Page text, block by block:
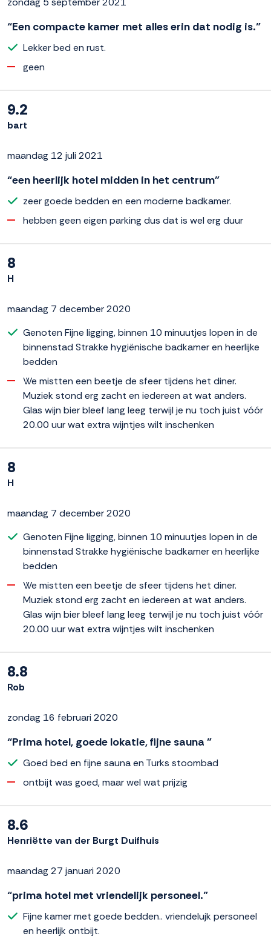
“Een compacte kamer met alles erin dat nodig is.”
Lekker bed en rust.
geen
9.2
bart
maandag 12 juli 2021
“een heerlijk hotel midden in het centrum”
zeer goede bedden en een moderne badkamer.
hebben geen eigen parking dus dat is wel erg duur
8
H
maandag 7 december 2020
Genoten Fijne ligging, binnen 10 minuutjes lopen in de
binnenstad Strakke hygiënische badkamer en heerlijke
bedden
We mistten een beetje de sfeer tijdens het diner.
Muziek stond erg zacht en iedereen at wat anders.
Glas wijn bier bleef lang leeg terwijl je nu toch juist vóór
20.00 uur wat extra wijntjes wilt inschenken
8
H
maandag 7 december 2020
Genoten Fijne ligging, binnen 10 minuutjes lopen in de
binnenstad Strakke hygiënische badkamer en heerlijke
bedden
We mistten een beetje de sfeer tijdens het diner.
Muziek stond erg zacht en iedereen at wat anders.
Glas wijn bier bleef lang leeg terwijl je nu toch juist vóór
20.00 uur wat extra wijntjes wilt inschenken
8.8
Rob
zondag 16 februari 2020
“Prima hotel, goede lokatie, fijne sauna ”
Goed bed en fijne sauna en Turks stoombad
ontbijt was goed, maar wel wat prijzig
8.6
Henriëtte van der Burgt Duifhuis
maandag 27 januari 2020
“prima hotel met vriendelijk personeel.”
Fijne kamer met goede bedden.. vriendelujk personeel
en heerlijk ontbijt.